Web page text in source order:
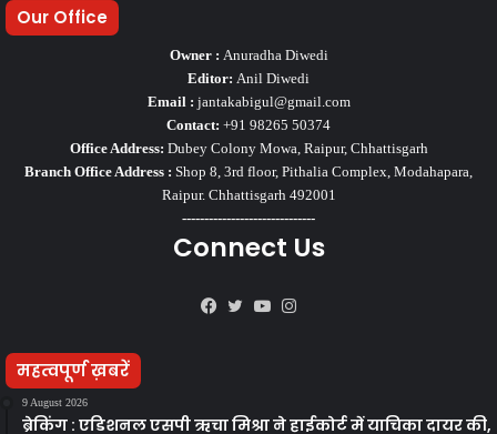
Our Office
Owner : Anuradha Diwedi
Editor: Anil Diwedi
Email : jantakabigul@gmail.com
Contact: +91 98265 50374
Office Address: Dubey Colony Mowa, Raipur, Chhattisgarh
Branch Office Address : Shop 8, 3rd floor, Pithalia Complex, Modahapara,
Raipur. Chhattisgarh 492001
------------------------------
Connect Us
Facebook
TwitterYouTube
महत्वपूर्ण ख़बरें
9 August 2026
ब्रेकिंग : एडिशनल एसपी ऋचा मिश्रा ने हाईकोर्ट में याचिका दायर की,